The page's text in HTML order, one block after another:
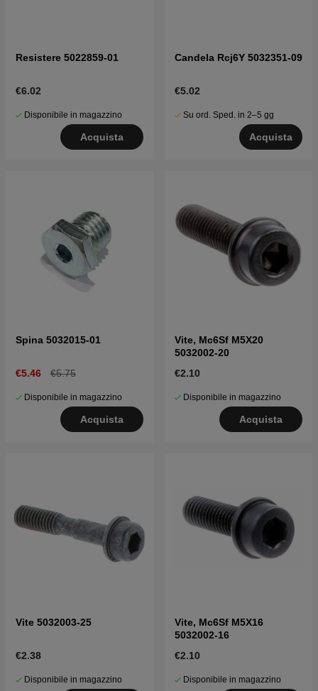
Resistere 5022859-01
€6.02
Disponibile in magazzino
Acquista
Candela Rcj6Y 5032351-09
€5.02
Su ord. Sped. in 2–5 gg
Acquista
Spina 5032015-01
€5.46 €5.75
Disponibile in magazzino
Acquista
Vite, Mc6Sf M5X20
5032002-20
€2.10
Disponibile in magazzino
Acquista
Vite 5032003-25
€2.38
Disponibile in magazzino
Vite, Mc6Sf M5X16
5032002-16
€2.10
Disponibile in magazzino